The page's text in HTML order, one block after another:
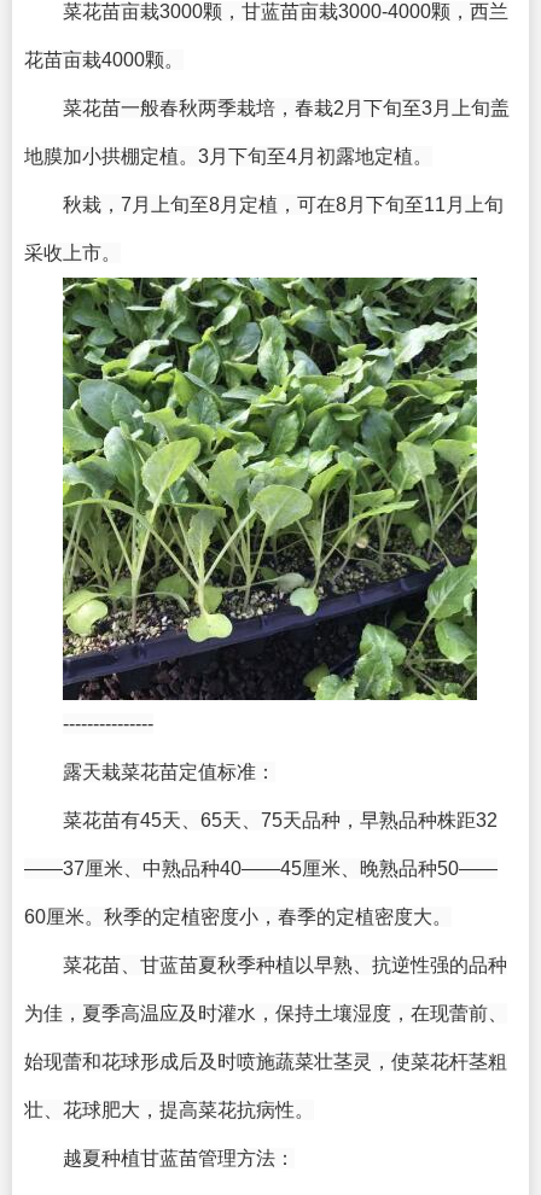
菜花苗亩栽3000颗，甘蓝苗亩栽3000-4000颗，西兰
花苗亩栽4000颗。
菜花苗一般春秋两季栽培，春栽2月下旬至3月上旬盖
地膜加小拱棚定植。3月下旬至4月初露地定植。
秋栽，7月上旬至8月定植，可在8月下旬至11月上旬
采收上市。
---------------
露天栽菜花苗定值标准：
菜花苗有45天、65天、75天品种，早熟品种株距32
——37厘米、中熟品种40——45厘米、晚熟品种50——
60厘米。秋季的定植密度小，春季的定植密度大。
菜花苗、甘蓝苗夏秋季种植以早熟、抗逆性强的品种
为佳，夏季高温应及时灌水，保持土壤湿度，在现蕾前、
始现蕾和花球形成后及时喷施蔬菜壮茎灵，使菜花杆茎粗
壮、花球肥大，提高菜花抗病性。
越夏种植甘蓝苗管理方法：